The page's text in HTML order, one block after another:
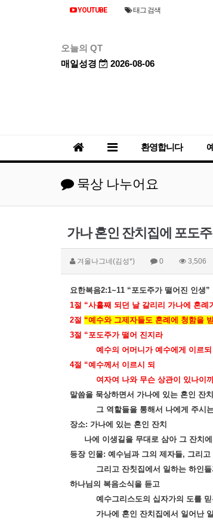
YOUTUBE 태그 검색
오늘의 QT
매일성경
2026-08-06
환영합니다
묵상 나누어요
겨울나그네(김성*) 0 3,506
요한복음2:1~11 “포도주가 떨어진 인생”
1절 “사흘째 되던 날 갈리리 가나에 혼례
2절 “예수와 그제자들도 혼례에 청함을
3절 “포도주가 떨어 진지라
예수의 어머니가 예수에게 이르
4절 “예수께서 이르시 되
여자여 나와 무슨 상관이 있나이
말씀을 묵상하면서 가나에 있는 혼인 잔
그 역할들을 통해서 나에게 주시
장소: 가나에 있는 혼인 잔치
나에 이생길을 무대로 삼아 그 잔치
등장 인물: 예수님과 그의 제자들, 그리
그리고 잔칫집에서 일하는 하인
하나님의 복음소식을 듣고
예수그리스도의 십자가의 도를
가나에 혼인 잔치집에서 일어난